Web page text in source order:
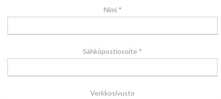
Nimi *
Sähköpostiosoite *
Verkkosivusto